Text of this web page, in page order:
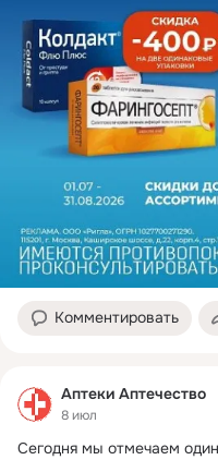
Комментировать
Аптеки Аптечество
8 июл
Сегодня мы отмечаем